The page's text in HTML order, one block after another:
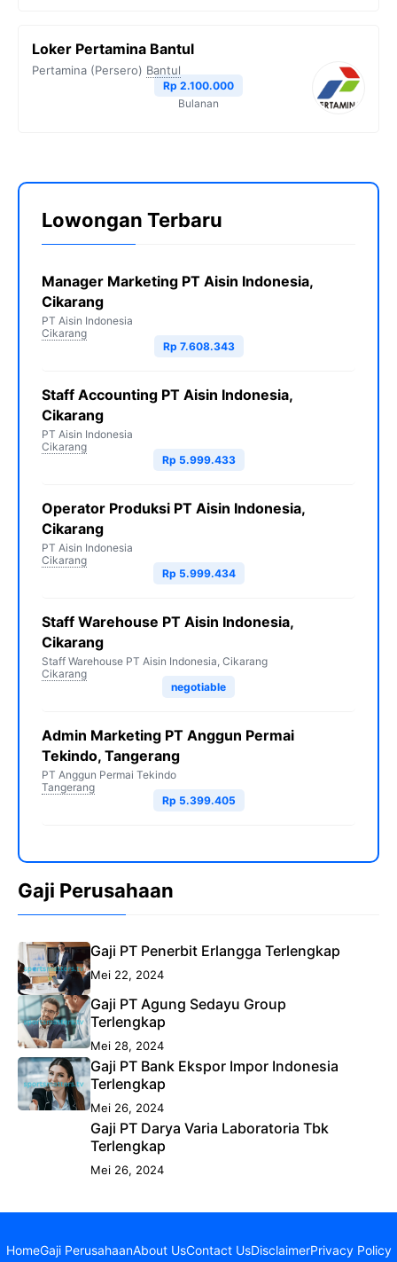
Loker Pertamina Bantul
Pertamina (Persero) Bantul
Rp 2.100.000
Bulanan
Lowongan Terbaru
Manager Marketing PT Aisin Indonesia,
Cikarang
PT Aisin Indonesia
Cikarang
Rp 7.608.343
Staff Accounting PT Aisin Indonesia,
Cikarang
PT Aisin Indonesia
Cikarang
Rp 5.999.433
Operator Produksi PT Aisin Indonesia,
Cikarang
PT Aisin Indonesia
Cikarang
Rp 5.999.434
Staff Warehouse PT Aisin Indonesia,
Cikarang
Staff Warehouse PT Aisin Indonesia, Cikarang
Cikarang
negotiable
Admin Marketing PT Anggun Permai
Tekindo, Tangerang
PT Anggun Permai Tekindo
Tangerang
Rp 5.399.405
Gaji Perusahaan
Gaji PT Penerbit Erlangga Terlengkap
Mei 22, 2024
Gaji PT Agung Sedayu Group
Terlengkap
Mei 28, 2024
Gaji PT Bank Ekspor Impor Indonesia
Terlengkap
Mei 26, 2024
Gaji PT Darya Varia Laboratoria Tbk
Terlengkap
Mei 26, 2024
HomeGaji PerusahaanAbout UsContact UsDisclaimerPrivacy Policy